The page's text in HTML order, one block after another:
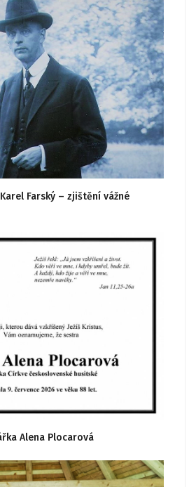
Farský – zjištění vážné
Alena Plocarová